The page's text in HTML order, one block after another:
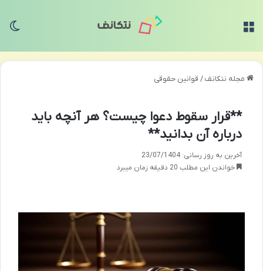
مجله نتکانف/ قوانین حقوقی
**قرار سقوط دعوا چیست؟ هر آنچه باید
درباره آن بدانید**
آخرین به روز رسانی: 23/07/1404
خواندن این مطلب 20 دقیقه زمان میبرد